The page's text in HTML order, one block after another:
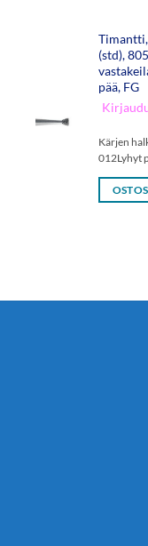
(std),
pää, FG
Kärjen
012Lyhyt